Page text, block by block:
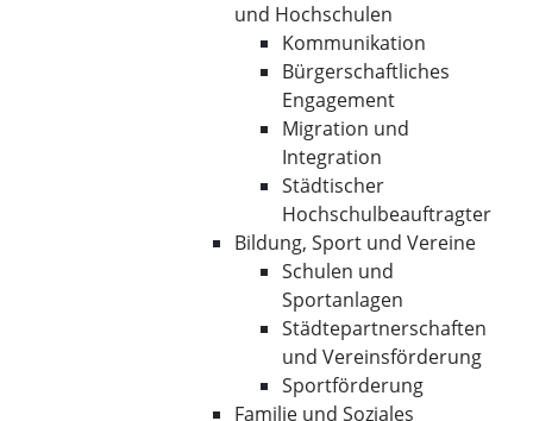
und Hochschulen
Kommunikation
Bürgerschaftliches
Engagement
Migration und
Integration
Städtischer
Hochschulbeauftragter
Bildung, Sport und Vereine
Schulen und
Sportanlagen
Städtepartnerschaften
und Vereinsförderung
Sportförderung
Familie und Soziales